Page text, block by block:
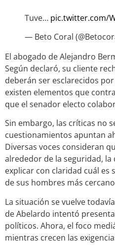
Tuve… pic.twitter.com/
— Beto Coral
El abogado de Alejandro
Según declaró, su cliente
deberán ser esclarecidos
existen elementos que
que el senador electo
Sin embargo, las críticas no
cuestionamientos apuntan
Diversas voces consideran
alrededor de la seguridad,
explicar con claridad cuál es
de sus hombres más
La situación se vuelve
de Abelardo intentó
políticos. Ahora, el foco
mientras crecen las